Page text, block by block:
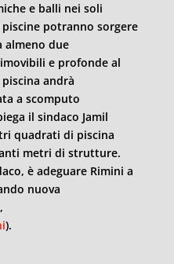
e balli nei soli
potranno sorgere
almeno due
e profonde al
andrà
a scomputo
il sindaco Jamil
quadrati di piscina
metri di strutture.
è adeguare Rimini a
nuova
).